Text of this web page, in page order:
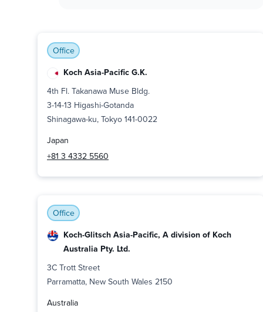
Office
Koch Asia-Pacific G.K.
4th Fl. Takanawa Muse Bldg.
3-14-13 Higashi-Gotanda
Shinagawa-ku, Tokyo 141-0022
Japan
+81 3 4332 5560
Office
Koch-Glitsch Asia-Pacific, A division of Koch
Australia Pty. Ltd.
3C Trott Street
Parramatta, New South Wales 2150
Australia